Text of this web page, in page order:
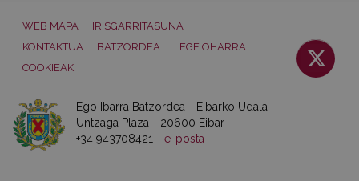
WEB MAPA
IRISGARRITASUNA
KONTAKTUA
BATZORDEA
LEGE OHARRA
COOKIEAK
Ego Ibarra Batzordea - Eibarko Udala
Untzaga Plaza - 20600 Eibar
+34 943708421 - e-posta